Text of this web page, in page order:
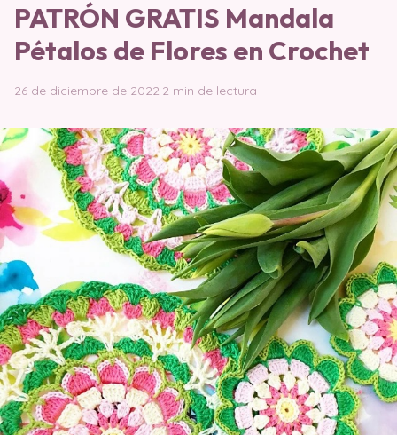
PATRÓN GRATIS Mandala
Pétalos de Flores en Crochet
26 de diciembre de 2022·2 min de lectura